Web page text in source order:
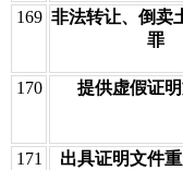
169 非法转让、倒卖
罪
170 提供虚假证
171 出具证明文件